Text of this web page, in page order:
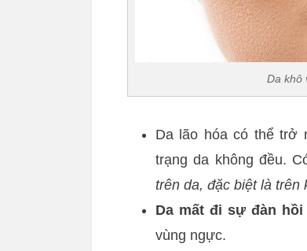
Da khô
Da lão hóa có thể trở
trạng da không đều.
trên da, đặc biệt là trên
Da mất đi sự đàn hồi
vùng ngực.